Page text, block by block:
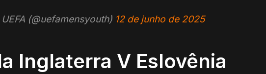
(@uefamensyouth) 12 de junho de 2025
Inglaterra V Eslovênia